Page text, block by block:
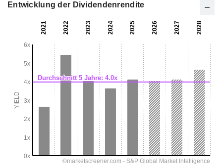
Entwicklung der Dividendenrendite